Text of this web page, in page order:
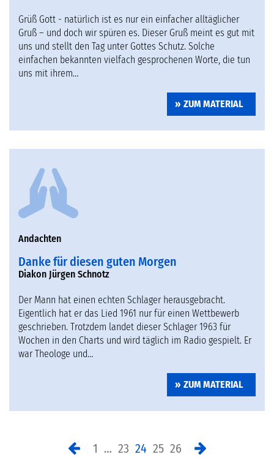
Grüß Gott - natürlich ist es nur ein einfacher alltäglicher
Gruß – und doch wir spüren es. Dieser Gruß meint es gut mit
uns und stellt den Tag unter Gottes Schutz. Solche
einfachen bekannten vielfach gesprochenen Worte, die tun
uns mit ihrem…
ZUM MATERIAL
Andachten
Danke für diesen guten Morgen
Diakon Jürgen Schnotz
Der Mann hat einen echten Schlager herausgebracht.
Eigentlich hat er das Lied 1961 nur für einen Wettbewerb
geschrieben. Trotzdem landet dieser Schlager 1963 für
Wochen in den Charts und wird täglich im Radio gespielt. Er
war Theologe und…
ZUM MATERIAL
1 … 23 24 25 26